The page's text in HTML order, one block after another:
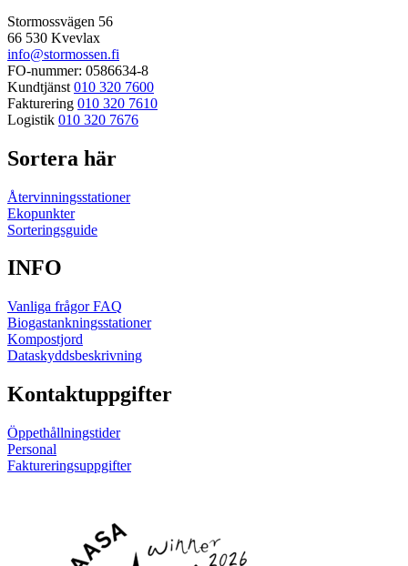
Stormossvägen 56
66 530 Kvevlax
info@stormossen.fi
FO-nummer: 0586634-8
Kundtjänst 010 320 7600
Fakturering 010 320 7610
Logistik 010 320 7676
Sortera här
Återvinningsstationer
Ekopunkter
Sorteringsguide
INFO
Vanliga frågor FAQ
Biogastankningsstationer
Kompostjord
Dataskyddsbeskrivning
Kontaktuppgifter
Öppethållningstider
Personal
Faktureringsuppgifter